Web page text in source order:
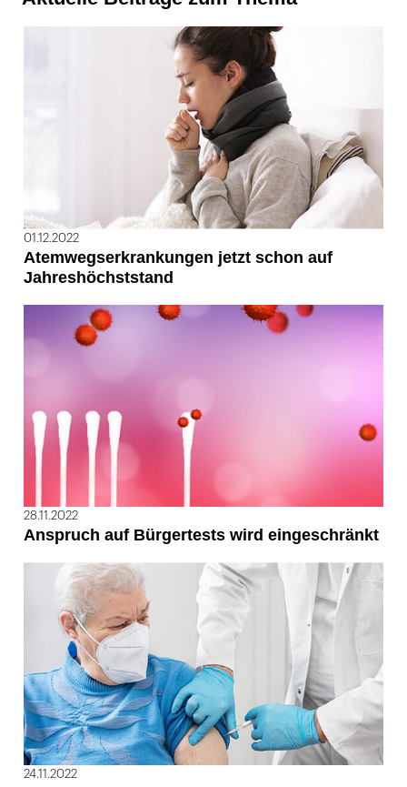
01.12.2022
Atemwegserkrankungen jetzt schon auf
Jahreshöchststand
28.11.2022
Anspruch auf Bürgertests wird eingeschränkt
24.11.2022